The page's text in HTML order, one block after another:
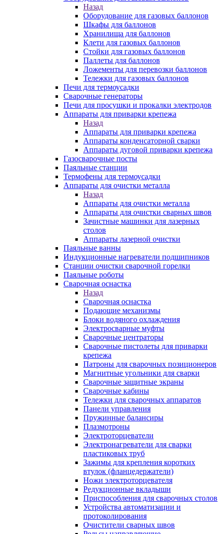
Назад
Оборудование для газовых баллонов
Шкафы для баллонов
Хранилища для баллонов
Клети для газовых баллонов
Стойки для газовых баллонов
Паллеты для баллонов
Ложементы для перевозки баллонов
Тележки для газовых баллонов
Печи для термоусадки
Сварочные генераторы
Печи для просушки и прокалки электродов
Аппараты для приварки крепежа
Назад
Аппараты для приварки крепежа
Аппараты конденсаторной сварки
Аппараты дуговой приварки крепежа
Газосварочные посты
Паяльные станции
Термофены для термоусадки
Аппараты для очистки металла
Назад
Аппараты для очистки металла
Аппараты для очистки сварных швов
Зачистные машинки для лазерных
столов
Аппараты лазерной очистки
Паяльные ванны
Индукционные нагреватели подшипников
Станции очистки сварочной горелки
Паяльные роботы
Сварочная оснастка
Назад
Сварочная оснастка
Подающие механизмы
Блоки водяного охлаждения
Электросварные муфты
Сварочные центраторы
Сварочные пистолеты для приварки
крепежа
Патроны для сварочных позиционеров
Магнитные угольники для сварки
Сварочные защитные экраны
Сварочные кабины
Тележки для сварочных аппаратов
Панели управления
Пружинные балансиры
Плазмотроны
Электроторцеватели
Электронагреватели для сварки
пластиковых труб
Зажимы для крепления коротких
втулок (фланцедержатели)
Ножи электроторцевателя
Редукционные вкладыши
Приспособления для сварочных столов
Устройства автоматизации и
протоколирования
Очистители сварных швов